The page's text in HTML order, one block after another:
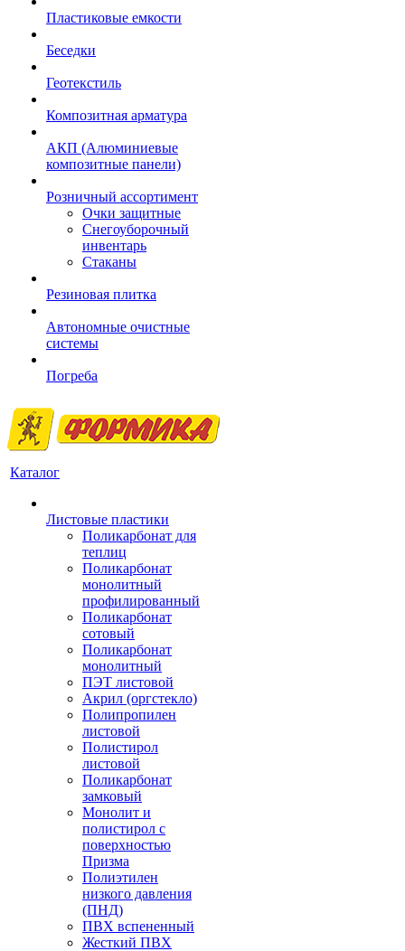
Пластиковые емкости
Беседки
Геотекстиль
Композитная арматура
АКП (Алюминиевые
композитные панели)
Розничный ассортимент
Очки защитные
Снегоуборочный
инвентарь
Стаканы
Резиновая плитка
Автономные очистные
системы
Погреба
Каталог
Листовые пластики
Поликарбонат для
теплиц
Поликарбонат
монолитный
профилированный
Поликарбонат
сотовый
Поликарбонат
монолитный
ПЭТ листовой
Акрил (оргстекло)
Полипропилен
листовой
Полистирол
листовой
Поликарбонат
замковый
Монолит и
полистирол с
поверхностью
Призма
Полиэтилен
низкого давления
(ПНД)
ПВХ вспененный
Жесткий ПВХ